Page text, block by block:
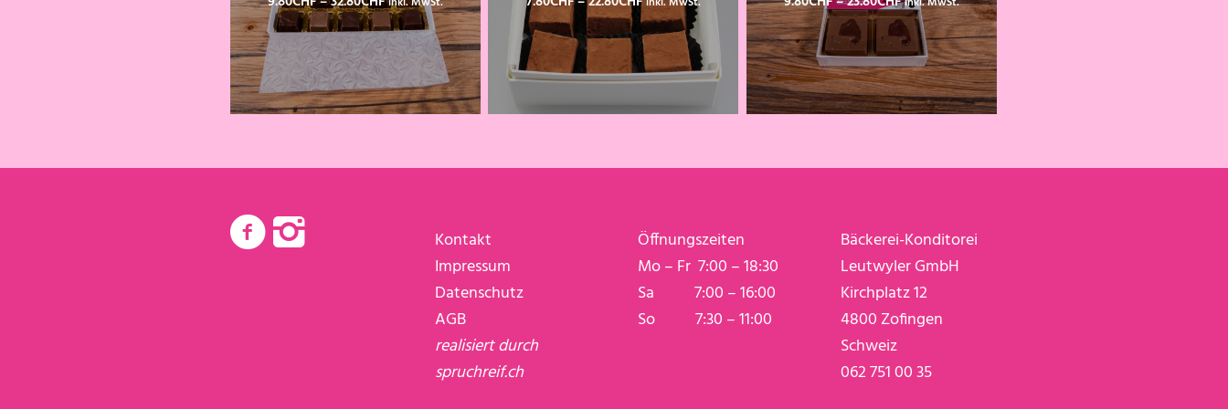
9.80CHF
bis
32.80CHF
7.80CHF
bis
22.80CHF
9.80CHF
bis
23.80CHF
Kontakt
Impressum
Datenschutz
AGB
realisiert durch
spruchreif.ch
Öffnungszeiten
Mo – Fr 7:00 – 18:30
Sa 7:00 – 16:00
So 7:30 – 11:00
Bäckerei-Konditorei
Leutwyler GmbH
Kirchplatz 12
4800 Zofingen
Schweiz
062 751 00 35